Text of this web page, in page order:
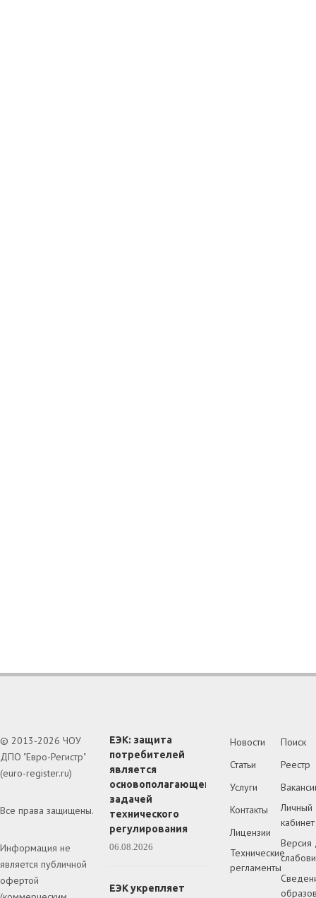
© 2013-2026 ЧОУ
ДПО "Евро-Регистр"
(euro-register.ru)
Все права защищены.
Информация не
является публичной
офертой
ЕЭК: защита
потребителей
является
основополагающей
задачей
технического
регулирования
06.08.2026
ЕЭК укрепляет
Новости
Статьи
Услуги
Контакты
Лицензии
Технические
регламенты
Поиск
Реестр
Личный
кабинет
Версия